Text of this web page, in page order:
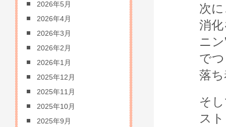
次
消
ニ
で
落
そ
ス
2026年5月
2026年4月
2026年3月
2026年2月
2026年1月
2025年12月
2025年11月
2025年10月
2025年9月